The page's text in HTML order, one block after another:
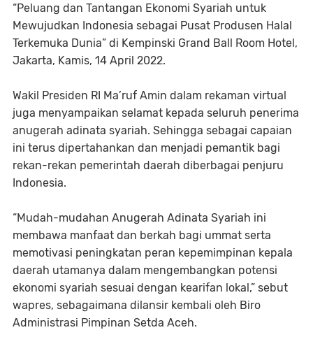
“Peluang dan Tantangan Ekonomi Syariah untuk
Mewujudkan Indonesia sebagai Pusat Produsen Halal
Terkemuka Dunia” di Kempinski Grand Ball Room Hotel,
Jakarta, Kamis, 14 April 2022.
Wakil Presiden RI Ma’ruf Amin dalam rekaman virtual
juga menyampaikan selamat kepada seluruh penerima
anugerah adinata syariah. Sehingga sebagai capaian
ini terus dipertahankan dan menjadi pemantik bagi
rekan-rekan pemerintah daerah diberbagai penjuru
Indonesia.
“Mudah-mudahan Anugerah Adinata Syariah ini
membawa manfaat dan berkah bagi ummat serta
memotivasi peningkatan peran kepemimpinan kepala
daerah utamanya dalam mengembangkan potensi
ekonomi syariah sesuai dengan kearifan lokal,” sebut
wapres, sebagaimana dilansir kembali oleh Biro
Administrasi Pimpinan Setda Aceh.